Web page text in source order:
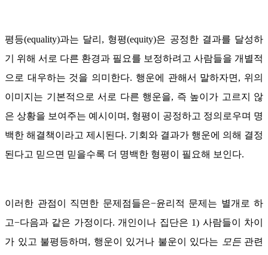
평등(equality)과는 달리, 형평(equity)은 공정한 결과를 달성하
기 위해 서로 다른 환경과 필요를 보정하려고 사람들을 개별적
으로 대우하는 것을 의미한다. 행운에 관해서 말하자면, 위의
이미지는 기본적으로 서로 다른 행운을, 즉 높이가 고르지 않
은 상황을 보여주는 예시이며, 형평이 공정하고 정의로우며 명
백한 해결책이라고 제시된다. 기회와 결과가 행운에 의해 결정
된다고 믿으면 믿을수록 더 명백한 형평이 필요해 보인다.
이러한 관점이 직면한 문제점들은−윤리적 문제는 별개로 하
고−다음과 같은 가정이다. 개인이나 집단은 1) 사람들이 차이
가 있고 불평등하며, 행운이 있거나 불운이 있다는
모든관련